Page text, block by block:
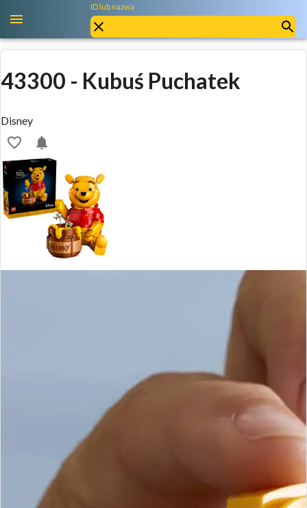
ID lub nazwa
43300 - Kubuś Puchatek
Disney